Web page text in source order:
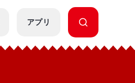
アプリ